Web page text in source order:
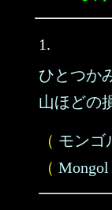
1.
ひとつか
山ほどの
（ モンゴ
（ Mongol